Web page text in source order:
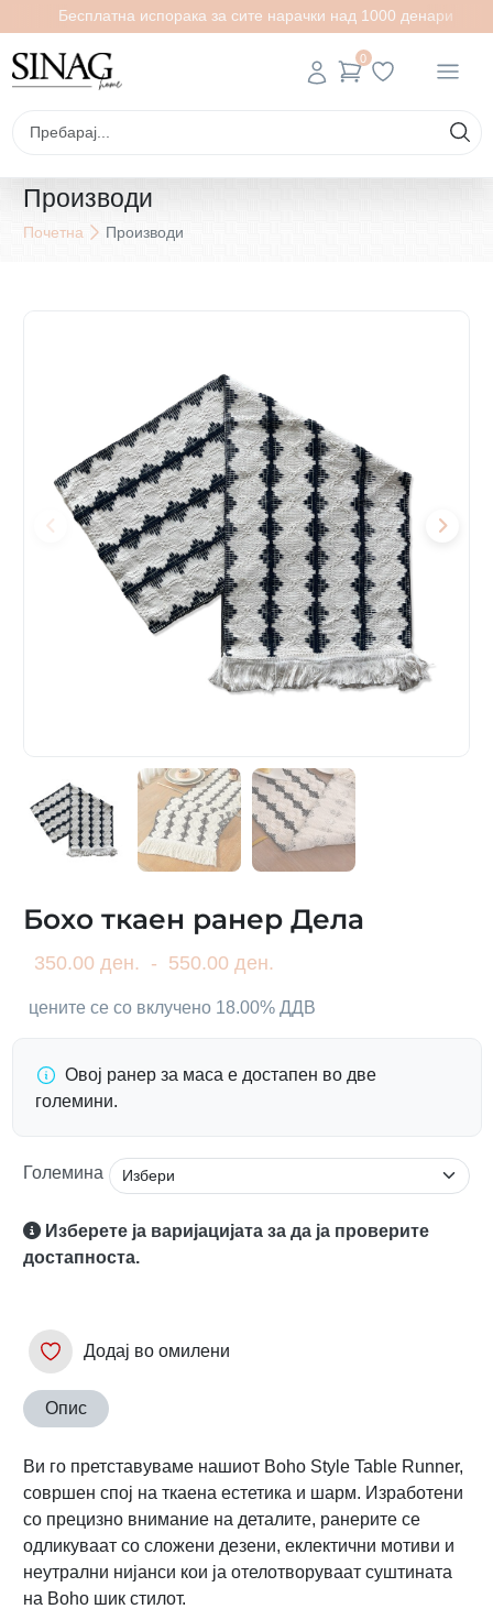
Бесплатна испорака за сите нарачки над 1000 денари
0
Производи
Почетна Производи
Бохо ткаен ранер Дела
350.00 ден. - 550.00 ден.
цените се со вклучено 18.00% ДДВ
Овој ранер за маса е достапен во две
големини.
Големина
Изберете ја варијацијата за да ја проверите
достапноста.
Додај во омилени
Опис
Ви го претставуваме нашиот Boho Style Table Runner,
совршен спој на ткаена естетика и шарм. Изработени
со прецизно внимание на деталите, ранерите се
одликуваат со сложени дезени, еклектични мотиви и
неутрални нијанси кои ја отелотворуваат суштината
на Boho шик стилот.